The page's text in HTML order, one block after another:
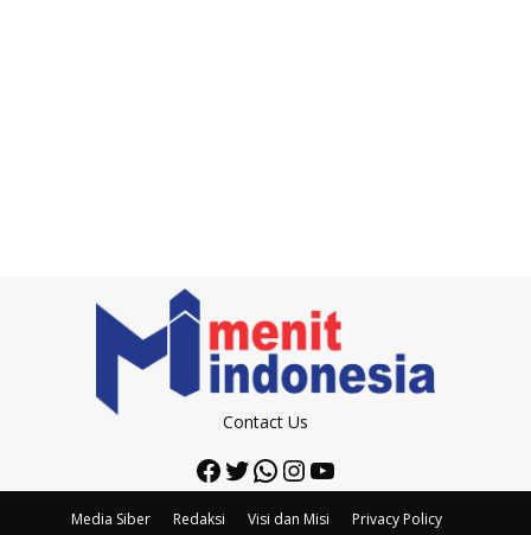
Contact Us
Facebook
Twitter
WhatsApp
Instagram
YouTube
Media Siber Redaksi Visi dan Misi
Privacy Policy